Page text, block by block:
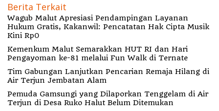
Berita Terkait
Wagub Malut Apresiasi Pendampingan Layanan
Hukum Gratis, Kakanwil: Pencatatan Hak Cipta Musik
Kini Rp0
Kemenkum Malut Semarakkan HUT RI dan Hari
Pengayoman ke-81 melalui Fun Walk di Ternate
Tim Gabungan Lanjutkan Pencarian Remaja Hilang di
Air Terjun Jembatan Alam
Pemuda Gamsungi yang Dilaporkan Tenggelam di Air
Terjun di Desa Ruko Halut Belum Ditemukan